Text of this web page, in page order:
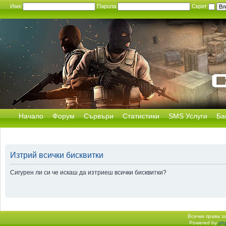
Име: Парола: Скрит
Начало Форум Сървъри Статистики SMS Услуги
Изтрий всички бисквитки
Сигурен ли си че искаш да изтриеш всички бисквитки?
Всички права
Powered by